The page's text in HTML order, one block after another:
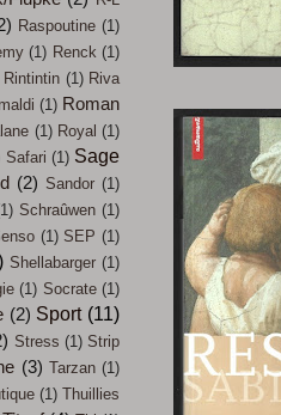
Raspoutine (1)
(1) Renck (1)
Rintintin (1) Riva
(1) Roman
(1) Royal (1)
Safari (1) Sage
(2) Sandor (1)
Schraûwen (1)
(1) SEP (1)
Shellabarger (1)
(1) Socrate (1)
(2) Sport (11)
Stress (1) Strip
(3) Tarzan (1)
(1) Thuillies